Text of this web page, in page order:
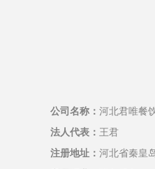
公司名称： 河北君唯餐
法人代表： 王君
注册地址： 河北省秦皇